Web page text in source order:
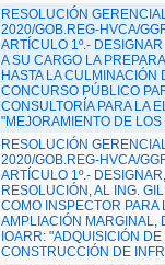
RESOLUCIÓN
2020/GOB.REG-HVCA/
ARTÍCULO 1º.-
A SU CARGO LA
HASTA LA
CONCURSO PÚBLICO
CONSULTORÍA PARA LA
"MEJORAMIENTO DE LOS
RESOLUCIÓN
2020/GOB.REG-HVCA/
ARTÍCULO 1º.-
RESOLUCIÓN, AL ING.
COMO INSPECTOR PARA
AMPLIACIÓN MARGINAL,
IOARR: "ADQUISICIÓN
CONSTRUCCIÓN DE